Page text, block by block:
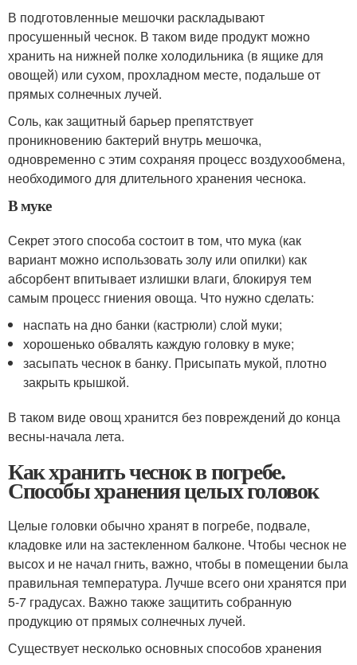
В подготовленные мешочки раскладывают
просушенный чеснок. В таком виде продукт можно
хранить на нижней полке холодильника (в ящике для
овощей) или сухом, прохладном месте, подальше от
прямых солнечных лучей.
Соль, как защитный барьер препятствует
проникновению бактерий внутрь мешочка,
одновременно с этим сохраняя процесс воздухообмена,
необходимого для длительного хранения чеснока.
В муке
Секрет этого способа состоит в том, что мука (как
вариант можно использовать золу или опилки) как
абсорбент впитывает излишки влаги, блокируя тем
самым процесс гниения овоща. Что нужно сделать:
наспать на дно банки (кастрюли) слой муки;
хорошенько обвалять каждую головку в муке;
засыпать чеснок в банку. Присыпать мукой, плотно
закрыть крышкой.
В таком виде овощ хранится без повреждений до конца
весны-начала лета.
Как хранить чеснок в погребе.
Способы хранения целых головок
Целые головки обычно хранят в погребе, подвале,
кладовке или на застекленном балконе. Чтобы чеснок не
высох и не начал гнить, важно, чтобы в помещении была
правильная температура. Лучше всего они хранятся при
5-7 градусах. Важно также защитить собранную
продукцию от прямых солнечных лучей.
Существует несколько основных способов хранения